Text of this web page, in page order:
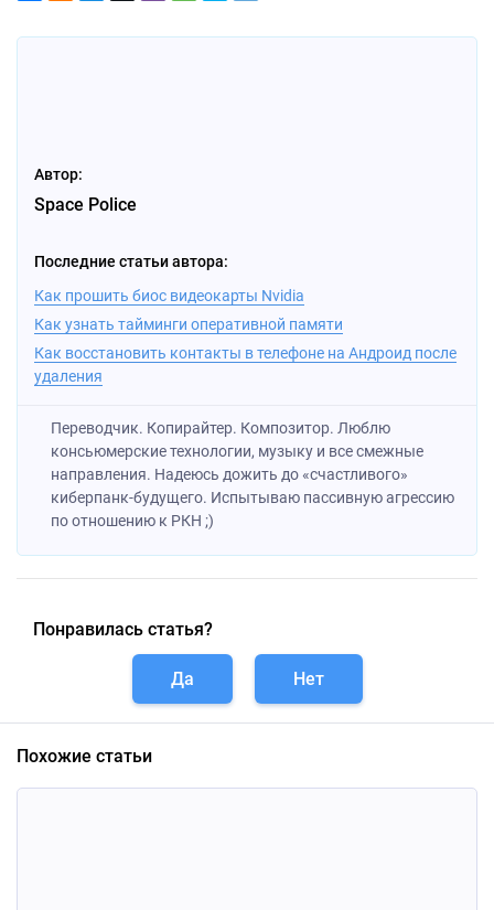
Автор:
Space Police
Последние статьи автора:
Как прошить биос видеокарты Nvidia
Как узнать тайминги оперативной памяти
Как восстановить контакты в телефоне на Андроид после
удаления
Переводчик. Копирайтер. Композитор. Люблю
консьюмерские технологии, музыку и все смежные
направления. Надеюсь дожить до «счастливого»
киберпанк-будущего. Испытываю пассивную агрессию
по отношению к РКН ;)
Понравилась статья?
Да Нет
Похожие статьи